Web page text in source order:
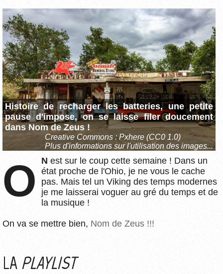
Histoire de recharger les batteries, une petite
pause d'impose, on se laisse filer doucement
dans Nom de Zeus !
Creative Commons :Pxhere (CC0 1.0)
Plus d'informations sur l'utilisation des images...
ON est sur le coup cette semaine ! Dans un
état proche de l'Ohio, je ne vous le cache
pas. Mais tel un Viking des temps modernes
je me laisserai voguer au gré du temps et de
la musique !
On va se mettre bien, Nom de Zeus !!!
LA PLAYLIST